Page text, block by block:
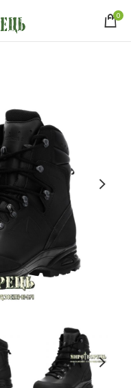
0